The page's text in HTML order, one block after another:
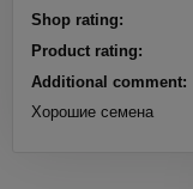
Shop rating:
Product rating:
Additional comment:
Хорошие семена